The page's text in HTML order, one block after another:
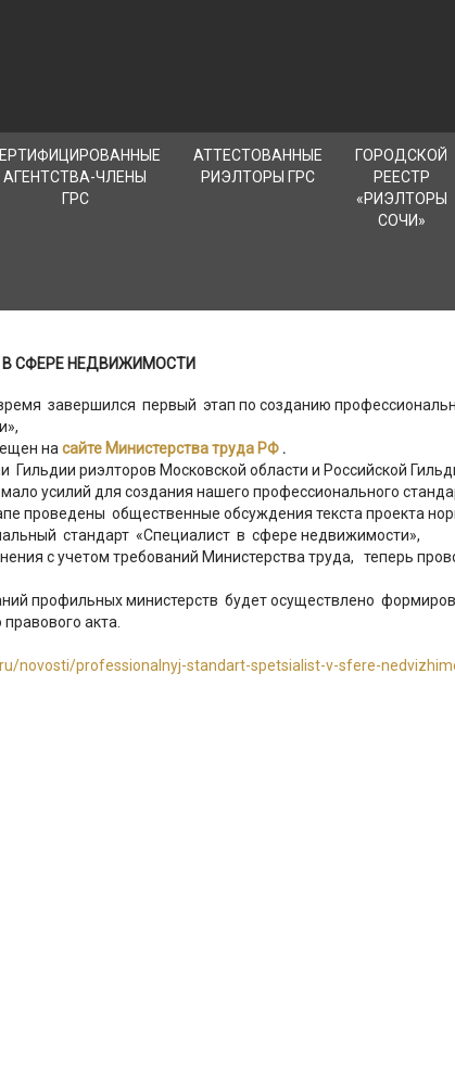
АГЕНТСТВА-ЧЛЕНЫ
ГРС
АТТЕСТОВАННЫЕ
РИЭЛТОРЫ ГРС
ГОРОДСКОЙ
РЕЕСТР
«РИЭЛТОРЫ
СОЧИ»
СФЕРЕ НЕДВИЖИМОСТИ
завершился первый этап по созданию
на сайте Министерства труда РФ .
Гильдии риэлторов Московской области и Российской
усилий для создания нашего профессионального
проведены общественные обсуждения текста проекта
стандарт «Специалист в сфере недвижимости»,
с учетом требований Министерства труда, теперь
профильных министерств будет осуществлено
акта.
novosti/professionalnyj-standart-spetsialist-v-sfere-